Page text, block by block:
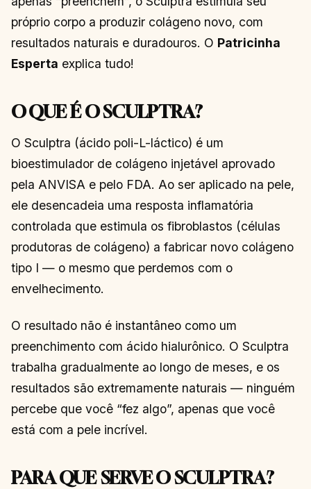
próprio corpo a produzir colágeno novo, com
resultados naturais e duradouros. O Patricinha
Esperta explica tudo!
O QUE É O SCULPTRA?
O Sculptra (ácido poli-L-láctico) é um
bioestimulador de colágeno injetável aprovado
pela ANVISA e pelo FDA. Ao ser aplicado na pele,
ele desencadeia uma resposta inflamatória
controlada que estimula os fibroblastos (células
produtoras de colágeno) a fabricar novo colágeno
tipo I — o mesmo que perdemos com o
envelhecimento.
O resultado não é instantâneo como um
preenchimento com ácido hialurônico. O Sculptra
trabalha gradualmente ao longo de meses, e os
resultados são extremamente naturais — ninguém
percebe que você “fez algo”, apenas que você
está com a pele incrível.
PARA QUE SERVE O SCULPTRA?